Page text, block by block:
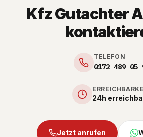
Kfz Gutachter
TELEFON
0172 489 05
24h
Jetzt anrufen